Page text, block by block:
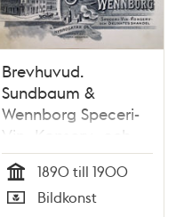
Brevhuvud.
Sundbaum &
Wennborg Speceri-
Vin- Konserv- och
Delikatesshandel
Tid
1890 till 1900
Bildkonst